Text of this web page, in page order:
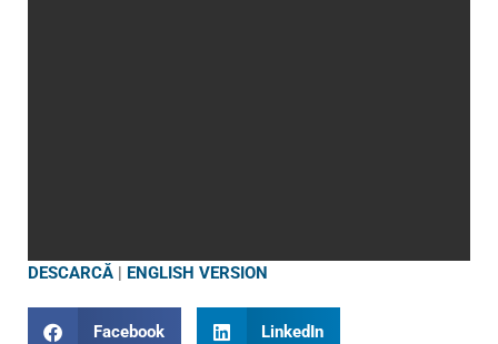
DESCARCĂ | ENGLISH VERSION
Facebook LinkedIn